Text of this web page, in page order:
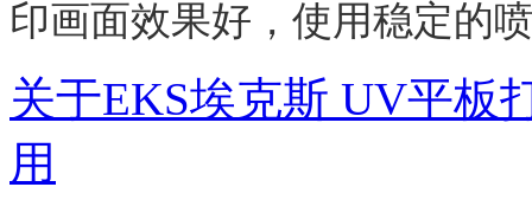
印画面效果好，使用稳定的
关于EKS埃克斯 UV平板
用